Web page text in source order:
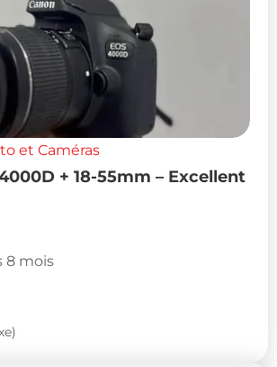
et Caméras
+ 18-55mm – Excellent
8 mois